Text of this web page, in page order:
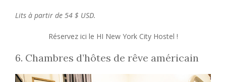
Lits à partir de 54 $ USD.
Réservez ici le HI New York City Hostel !
6. Chambres d’hôtes de rêve américain